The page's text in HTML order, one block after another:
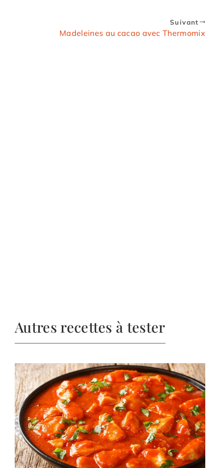
Suivant
Madeleines au cacao avec Thermomix
Autres recettes à tester